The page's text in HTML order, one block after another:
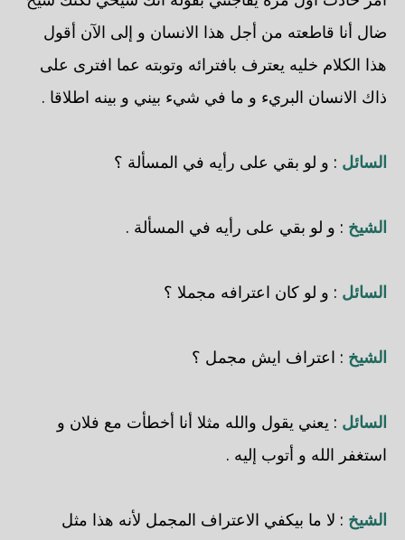
ضال أنا قاطعته من أجل هذا الانسان و إلى الآن أقول
هذا الكلام خليه يعترف بافترائه وتوبته عما افترى على
ذاك الانسان البريء و ما في شيء بيني و بينه اطلاقا .
السائل : و لو بقي على رأيه في المسألة ؟
الشيخ : و لو بقي على رأيه في المسألة .
السائل : و لو كان اعترافه مجملا ؟
الشيخ : اعتراف ايش مجمل ؟
السائل : يعني يقول والله مثلا أنا أخطأت مع فلان و
استغفر الله و أتوب إليه .
الشيخ : لا ما بيكفي الاعتراف المجمل لأنه هذا مثل